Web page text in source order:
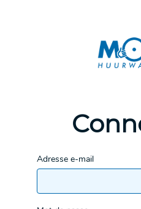
Adresse e-mail